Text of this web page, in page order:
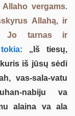
vergams.
Allahą, ir
Jo tarnas ir
„Iš tiesų,
iš jūsų sėdi
vas-sala-vatu
nabiju va
alaina va ala